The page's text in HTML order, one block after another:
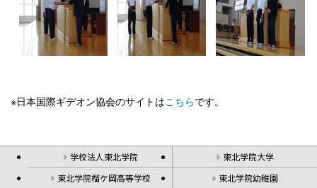
※日本国際ギデオン協会のサイトはこちらです。
学校法人東北学院
東北学院大学
東北学院榴ケ岡高等学校
東北学院幼稚園